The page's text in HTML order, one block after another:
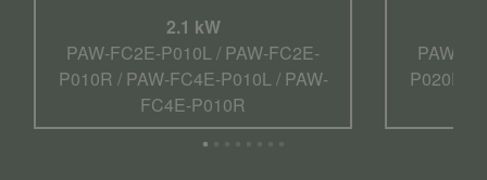
2.1 kW
PAW-FC2E-P010L / PAW-FC2E-
P010R / PAW-FC4E-P010L / PAW-
FC4E-P010R
PAW-
P020R /